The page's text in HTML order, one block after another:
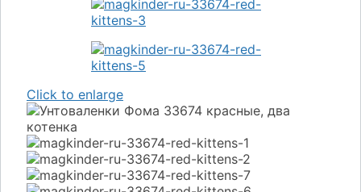
Click to enlarge